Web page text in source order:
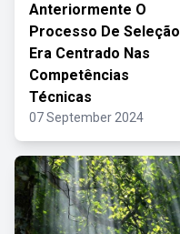
Anteriormente O
Processo De Seleção
Era Centrado Nas
Competências
Técnicas
07 September 2024